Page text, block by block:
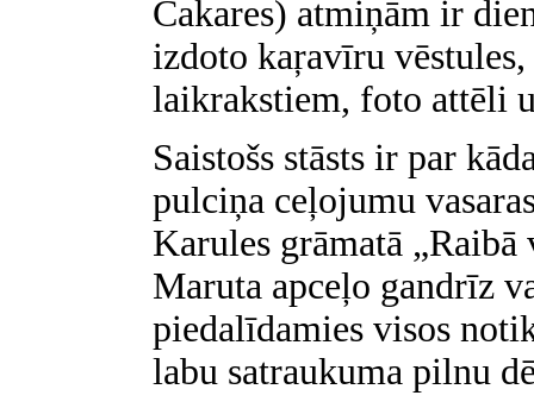
Čakares) atmiņām ir
izdoto kaŗavīru
laikrakstiem, foto attēli
Saistošs stāsts ir par
pulciņa ceļojumu
Karules grāmatā „Raibā
Maruta apceļo gandrīz
piedalīdamies visos
labu satraukuma pilnu